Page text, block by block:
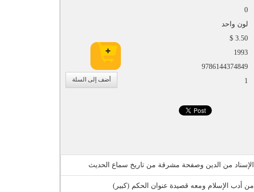
أضف إلى السلة
0
لون واحد
3.50 $
1993
9786144374849
1
الإسناد من الدين وصفحة مشرقة من تاريخ سماع الحديث
من أدب الإسلام ومعه قصيدة عنوان الحكم (كبير)